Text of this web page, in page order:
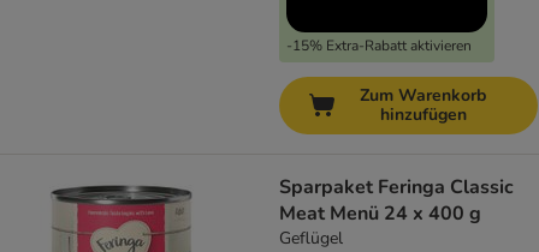
-15% Extra-Rabatt aktivieren
Zum Warenkorb
hinzufügen
Sparpaket Feringa Classic
Meat Menü 24 x 400 g
Geflügel